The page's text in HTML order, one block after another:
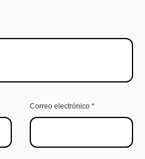
Correo electrónico *